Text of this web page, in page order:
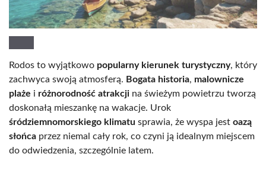
Rodos to wyjątkowo popularny kierunek turystyczny, który
zachwyca swoją atmosferą. Bogata historia, malownicze
plaże i różnorodność atrakcji na świeżym powietrzu tworzą
doskonałą mieszankę na wakacje. Urok
śródziemnomorskiego klimatu sprawia, że wyspa jest oazą
słońca przez niemal cały rok, co czyni ją idealnym miejscem
do odwiedzenia, szczególnie latem.